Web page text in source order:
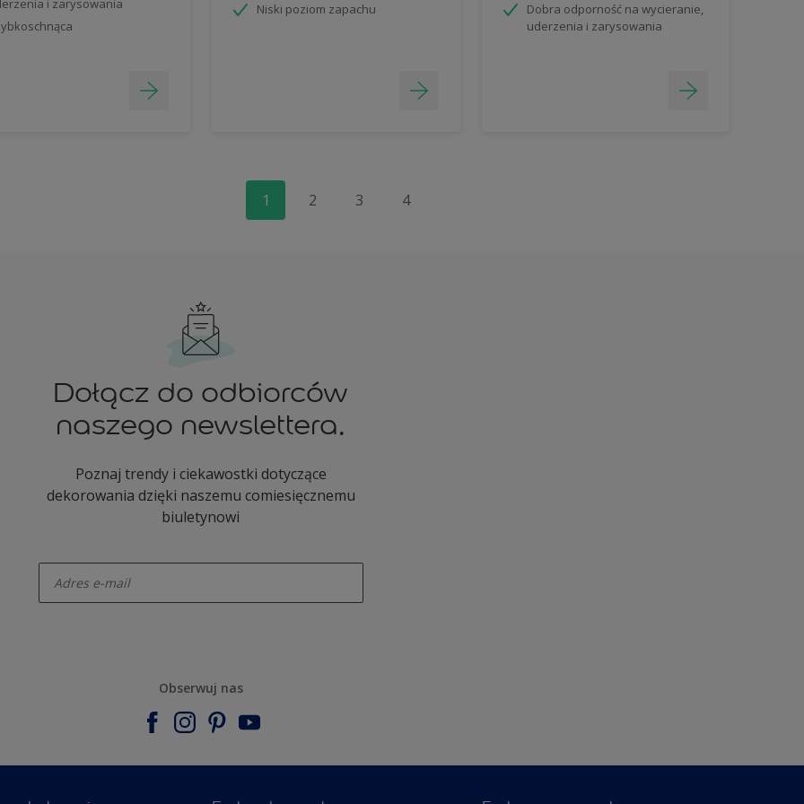
i zarysowania
Niski poziom zapachu
Dobra odporność na wycieranie,
uderzenia i zarysowania
1 2 3 4
Dołącz do odbiorców
naszego newslettera.
Poznaj trendy i ciekawostki dotyczące
dekorowania dzięki naszemu comiesięcznemu
biuletynowi
Obserwuj nas